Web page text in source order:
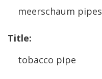
meerschaum pipes
Title:
tobacco pipe